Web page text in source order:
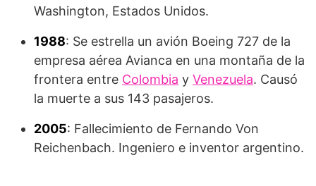
Washington, Estados Unidos.
1988: Se estrella un avión Boeing 727 de la
empresa aérea Avianca en una montaña de la
frontera entre Colombia y Venezuela. Causó
la muerte a sus 143 pasajeros.
2005: Fallecimiento de Fernando Von
Reichenbach. Ingeniero e inventor argentino.